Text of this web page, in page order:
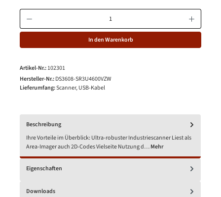
Produkt Anzahl: Gib den gewünschten Wert ein oder benutze die
In den Warenkorb
Artikel-Nr.:102301
Hersteller-Nr.:DS3608-SR3U4600VZW
Lieferumfang:Scanner, USB-Kabel
Beschreibung
Ihre Vorteile im Überblick: Ultra-robuster Industriescanner Liest als
Area-Imager auch 2D-Codes Vielseite Nutzung d…Mehr
Eigenschaften
Downloads